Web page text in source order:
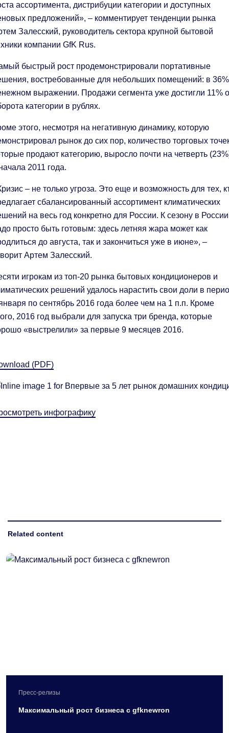
ассортимента, дистрибуции категории и доступных
предложений», – комментирует тенденции рынка
Залесский, руководитель сектора крупной бытовой
компании GfK Rus.
быстрый рост продемонстрировали портативные
востребованные для небольших помещений: в
выражении. Продажи сегмента уже достигли 11%
категории в рублях.
этого, несмотря на негативную динамику, которую
рынок до сих пор, количество торговых
продают категорию, выросло почти на четверть
2011 года.
– не только угроза. Это еще и возможность для тех,
сбалансированный ассортимент климатических
на весь год конкретно для России. К сезону в России
просто быть готовым: здесь летняя жара может как
до августа, так и закончиться уже в июне», –
Артем Залесский.
игрокам из топ-20 рынка бытовых кондиционеров и
решений удалось нарастить свои доли в
по сентябрь 2016 года более чем на 1 п.п. Кроме
2016 год выбрали для запуска три бренда, которые
«выстрелили» за первые 9 месяцев 2016.
(PDF)
инфографику
Related content
Пресс-релизы
Максимальный рост бизнеса с gfknewron